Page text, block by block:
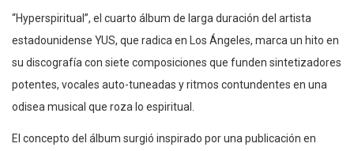
“Hyperspiritual”, el cuarto álbum de larga duración del artista
estadounidense YUS, que radica en Los Ángeles, marca un hito en
su discografía con siete composiciones que funden sintetizadores
potentes, vocales auto-tuneadas y ritmos contundentes en una
odisea musical que roza lo espiritual.
El concepto del álbum surgió inspirado por una publicación en